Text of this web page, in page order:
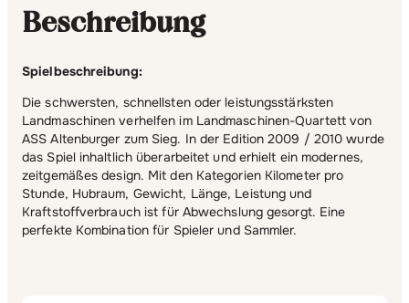
Beschreibung
Spielbeschreibung:
Die schwersten, schnellsten oder leistungsstärksten
Landmaschinen verhelfen im Landmaschinen-Quartett von
ASS Altenburger zum Sieg. In der Edition 2009 / 2010 wurde
das Spiel inhaltlich überarbeitet und erhielt ein modernes,
zeitgemäßes design. Mit den Kategorien Kilometer pro
Stunde, Hubraum, Gewicht, Länge, Leistung und
Kraftstoffverbrauch ist für Abwechslung gesorgt. Eine
perfekte Kombination für Spieler und Sammler.